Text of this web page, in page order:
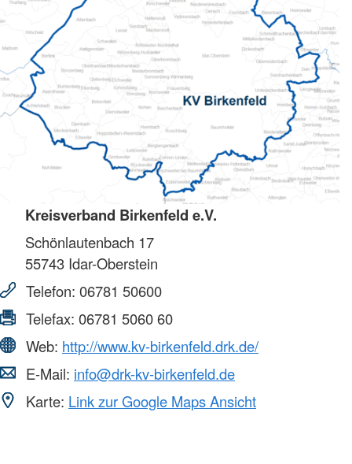
Kreisverband Birkenfeld e.V.
Schönlautenbach 17
55743 Idar-Oberstein
Telefon: 06781 50600
Telefax: 06781 5060 60
Web: http://www.kv-birkenfeld.drk.de/
E-Mail: info@drk-kv-birkenfeld.de
Karte: Link zur Google Maps Ansicht